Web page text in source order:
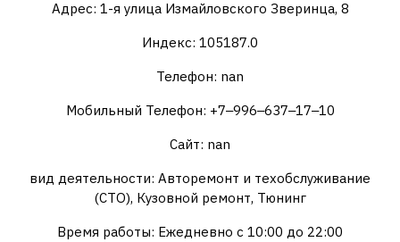
Адрес: 1-я улица Измайловского Зверинца, 8
Индекс: 105187.0
Телефон: nan
Мобильный Телефон: +7‒996‒637‒17‒10
Сайт: nan
вид деятельности: Авторемонт и техобслуживание
(СТО), Кузовной ремонт, Тюнинг
Время работы: Ежедневно с 10:00 до 22:00